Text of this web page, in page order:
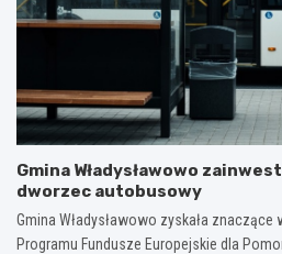
Gmina Władysławowo
dworzec autobusowy
Gmina Władysławowo zyskała
Programu Fundusze Europejskie dla